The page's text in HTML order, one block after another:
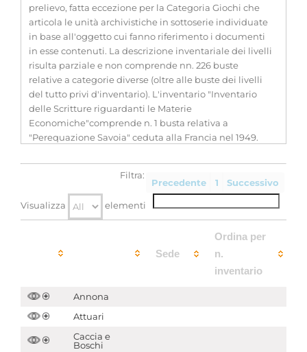
prelievo, fatta eccezione per la Categoria Giochi che
articola le unità archivistiche in sottoserie individuate
in base all'oggetto cui fanno riferimento i documenti
in esse contenuti. La descrizione inventariale dei livelli
risulta parziale e non comprende nn. 226 buste
relative a categorie diverse (oltre alle buste dei livelli
del tutto privi d'inventario). L'inventario "Inventario
delle Scritture riguardanti le Materie
Economiche"comprende n. 1 busta relativa a
"Perequazione Savoia" ceduta alla Francia nel 1949.
Archivi associati
Materie economiche per categorie
Visualizza in .pdf
Precedente 1 Successivo
Visualizza elementi
Filtra:
Sede
Ordina per
n.
inventario
Annona
Attuari
Caccia e
Boschi